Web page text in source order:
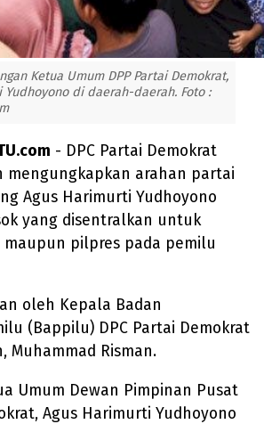
Ketua Umum DPP Partai Demokrat,
di daerah-daerah. Foto :
- DPC Partai Demokrat
mengungkapkan arahan partai
Agus Harimurti Yudhoyono
yang disentralkan untuk
pilpres pada pemilu
oleh Kepala Badan
(Bappilu) DPC Partai Demokrat
Muhammad Risman.
Umum Dewan Pimpinan Pusat
Agus Harimurti Yudhoyono